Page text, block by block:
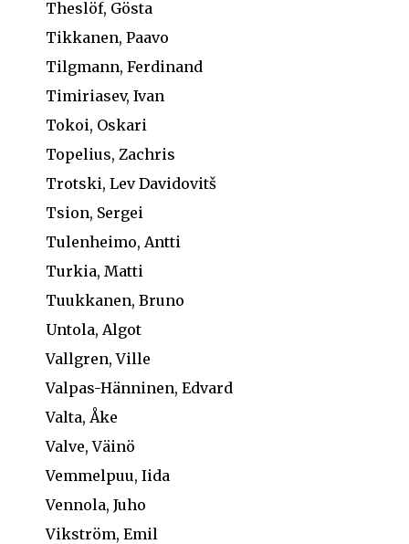
Theslöf, Gösta
Tikkanen, Paavo
Tilgmann, Ferdinand
Timiriasev, Ivan
Tokoi, Oskari
Topelius, Zachris
Trotski, Lev Davidovitš
Tsion, Sergei
Tulenheimo, Antti
Turkia, Matti
Tuukkanen, Bruno
Untola, Algot
Vallgren, Ville
Valpas-Hänninen, Edvard
Valta, Åke
Valve, Väinö
Vemmelpuu, Iida
Vennola, Juho
Vikström, Emil